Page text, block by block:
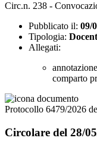
Circ.n. 238 -
Pubblicato il: 09/
Tipologia:
Allegati:
comparto
Protocollo 6479/2026
Circolare del 28/